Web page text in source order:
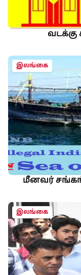
வடக்கு
இலங்கை
மீனவர்
இலங்கை